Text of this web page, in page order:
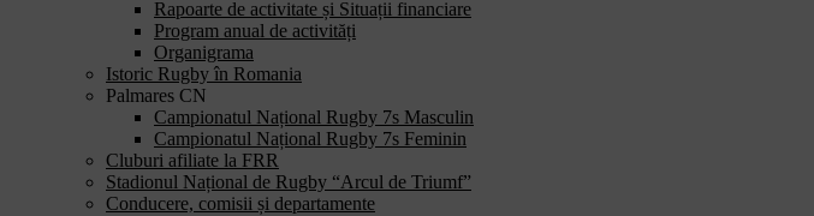
Rapoarte de activitate și Situații financiare
Program anual de activități
Organigrama
Istoric Rugby în Romania
Palmares CN
Campionatul Național Rugby 7s Masculin
Campionatul Național Rugby 7s Feminin
Cluburi afiliate la FRR
Stadionul Național de Rugby “Arcul de Triumf”
Conducere, comisii și departamente